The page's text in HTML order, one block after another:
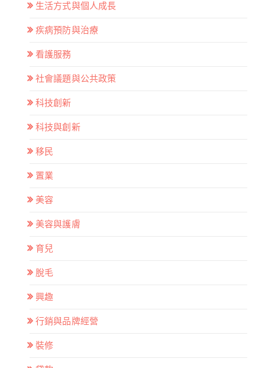
生活方式與個人成長
疾病預防與治療
看護服務
社會議題與公共政策
科技創新
科技與創新
移民
置業
美容
美容與護膚
育兒
脫毛
興趣
行銷與品牌經營
裝修